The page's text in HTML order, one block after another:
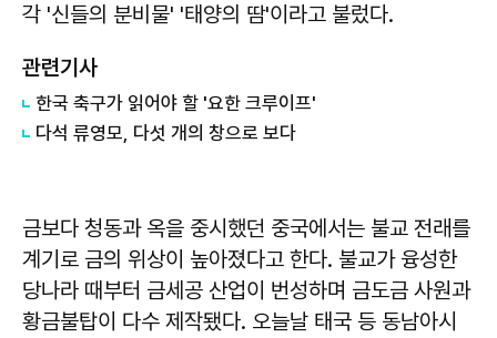
각 '신들의 분비물' '태양의 땀'이라고 불렀다.
관련기사
한국 축구가 읽어야 할 '요한 크루이프'
다석 류영모, 다섯 개의 창으로 보다
금보다 청동과 옥을 중시했던 중국에서는 불교 전래를
계기로 금의 위상이 높아졌다고 한다. 불교가 융성한
당나라 때부터 금세공 산업이 번성하며 금도금 사원과
황금불탑이 다수 제작됐다. 오늘날 태국 등 동남아시